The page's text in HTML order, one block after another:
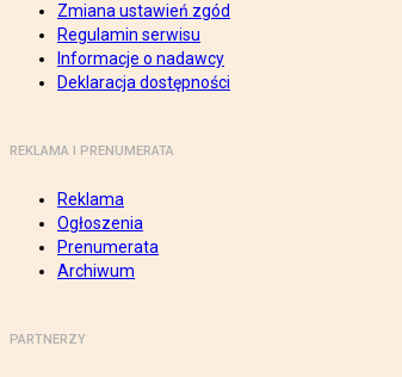
Zmiana ustawień zgód
Regulamin serwisu
Informacje o nadawcy
Deklaracja dostępności
REKLAMA I PRENUMERATA
Reklama
Ogłoszenia
Prenumerata
Archiwum
PARTNERZY